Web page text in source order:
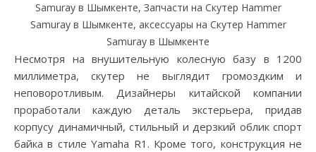
Samuray в Шымкенте, Запчасти на Скутер Hammer
Samuray в Шымкенте, аксессуары на Скутер Hammer
Samuray в Шымкенте
Несмотря на внушительную колесную базу в 1200
миллиметра, скутер не выглядит громоздким и
неповоротливым. Дизайнеры китайской компании
проработали каждую деталь экстерьера, придав
корпусу динамичный, стильный и дерзкий облик спорт
байка в стиле Yamaha R1. Кроме того, конструкция не